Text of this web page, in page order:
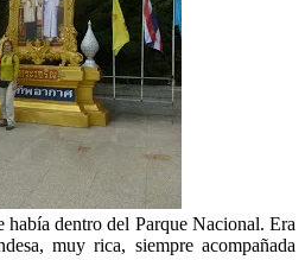
había dentro del Parque Nacional. Era
muy rica, siempre acompañada